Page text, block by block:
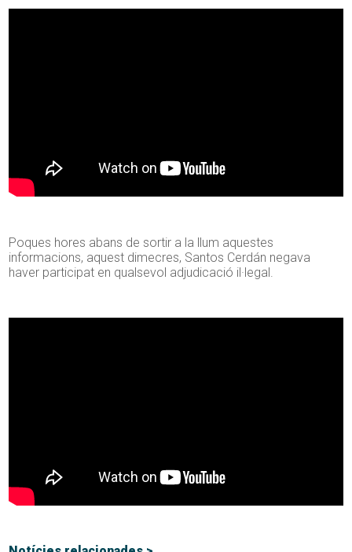
Poques hores abans de sortir a la llum aquestes
informacions, aquest dimecres, Santos Cerdán negava
haver participat en qualsevol adjudicació il·legal.